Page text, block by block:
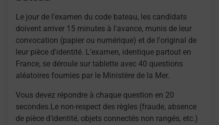
Le jour de l'examen du code bateau, les candidats
doivent arriver 15 minutes à l'avance, munis de leur
convocation (papier ou numérique) et de l'original de
leur pièce d'identité. L'examen, identique partout en
France, se déroule sur tablette avec 40 questions
aléatoires fournies par le Ministère de la Mer.
Vous devez répondre à chaque question en 20
secondes.Le non-respect des règles (fraude, absence
de pièce d'identité, objets connectés non rangés, etc.)